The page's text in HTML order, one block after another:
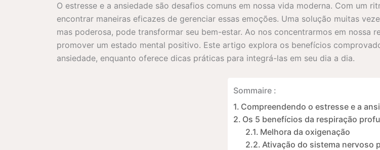
O estresse e a ansiedade são desafios comuns em nossa vida moderna. Com um
encontrar maneiras eficazes de gerenciar essas emoções. Uma solução muitas
mas poderosa, pode transformar seu bem-estar. Ao nos concentrarmos em nossa
promover um estado mental positivo. Este artigo explora os benefícios
ansiedade, enquanto oferece dicas práticas para integrá-las em seu dia a dia.
Sommaire :
Compreendendo o estresse e a
Os 5 benefícios da respiração
Melhora da oxigenação
Ativação do sistema nervoso